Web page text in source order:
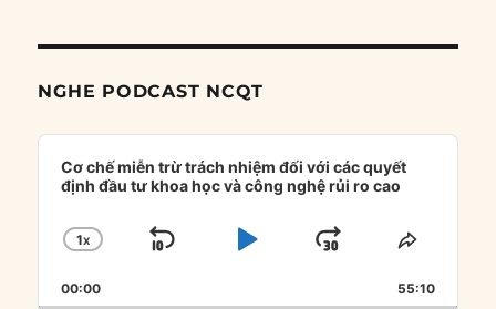
NGHE PODCAST NCQT
Audio
Player
Cơ chế miễn trừ trách nhiệm đối với các quyết
định đầu tư khoa học và công nghệ rủi ro cao
CHANGE
RATE
1X
SKIP
PLAYJUMP
FORWARD
SHARE
00:00 55:10